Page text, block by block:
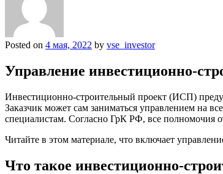
Posted on 4 мая, 2022 by vse_investor
Управление инвестиционно-
Инвестиционно-строительный проект (ИСП)
Заказчик может сам заниматься управлением на
специалистам. Согласно ГрК РФ, все полномочия
Читайте в этом материале, что включает
Что такое инвестиционно-